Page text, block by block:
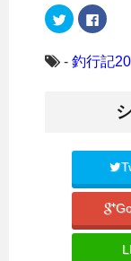
ク
リ
し
て
で
ウ
F
a
b
o
は
リ
ク
て
- 釣行記